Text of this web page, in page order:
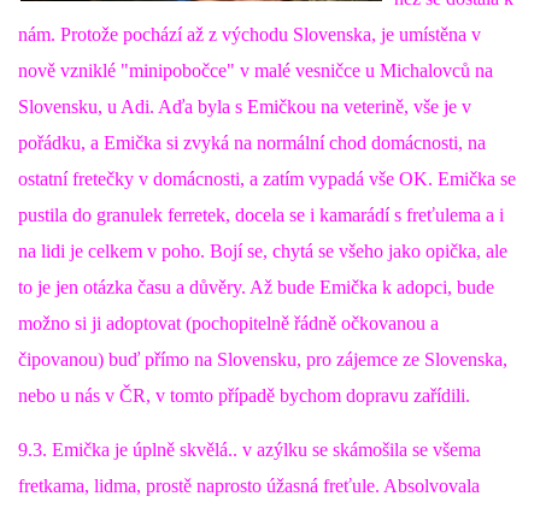
DFD - DOMOV FRETČÍCH DŮCHODCŮ
PODMÍNKY PŘEVZETÍ FRETKY.
O FRETCE
O FRETCE
PÉČE O FRETKU
CHCI SI POŘÍDIT FRETKU
nám. Protože pochází až z východu Slovenska, je umístěna v
nově vzniklé "minipobočce" v malé vesničce u Michalovců na
Slovensku, u Adi. Aďa byla s Emičkou na veterině, vše je v
pořádku, a Emička si zvyká na normální chod domácnosti, na
ostatní fretečky v domácnosti, a zatím vypadá vše OK. Emička se
pustila do granulek ferretek, docela se i kamarádí s freťulema a i
na lidi je celkem v poho. Bojí se, chytá se všeho jako opička, ale
to je jen otázka času a důvěry. Až bude Emička k adopci, bude
možno si ji adoptovat (pochopitelně řádně očkovanou a
čipovanou) buď přímo na Slovensku, pro zájemce ze Slovenska,
nebo u nás v ČR, v tomto případě bychom dopravu zařídili.
9.3. Emička je úplně skvělá.. v azýlku se skámošila se všema
fretkama, lidma, prostě naprosto úžasná freťule. Absolvovala